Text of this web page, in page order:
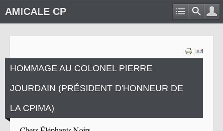
AMICALE CP
HOMMAGE AU COLONEL PIERRE
JOURDAIN (PRÉSIDENT D'HONNEUR DE
LA CPIMA)